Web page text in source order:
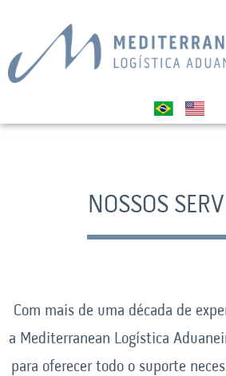
NOSSOS
Com mais de uma década de
a Mediterranean Logística
para oferecer todo o suporte